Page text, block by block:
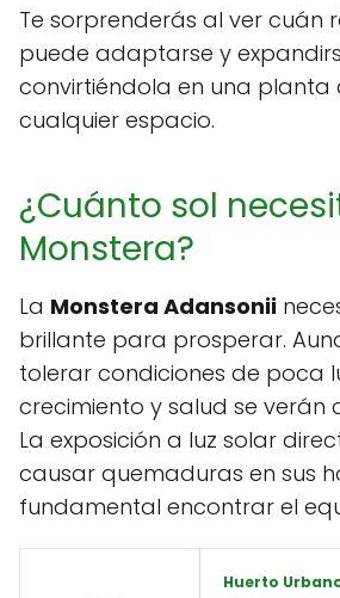
Te sorprenderás al ver cuán
puede adaptarse y
convirtiéndola en una
cualquier espacio.
¿Cuánto sol
Monstera?
La Monstera Adansonii
brillante para prosperar.
tolerar condiciones de poca
crecimiento y salud se verán
La exposición a luz solar
causar quemaduras en sus
fundamental encontrar el
Huerto